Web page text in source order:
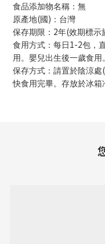
食品添加物名稱：無
原產地(國 ) ：台灣
保存期限： 2年(效期標示
食用方式：每日 1-2包，
用。嬰兒出生後一歲食用
保存方式：請置於陰涼處
快食用完畢。 存放於冰箱